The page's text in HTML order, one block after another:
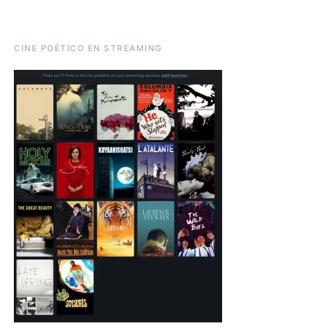
CINE POÉTICO EN STREAMING